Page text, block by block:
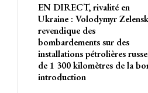
EN DIRECT, rivalité en
Ukraine : Volodymyr
revendique des
bombardements sur des
installations pétrolières
de 1 300 kilomètres de la
introduction